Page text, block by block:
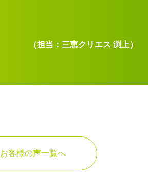
（担当：三恵クリエス 渕上）
お客様の声一覧へ